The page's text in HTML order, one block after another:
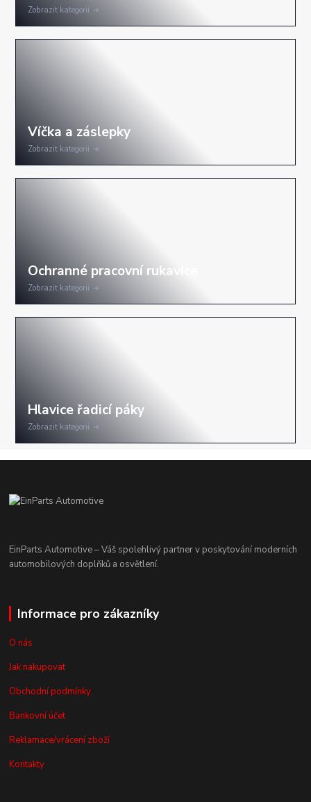
Zobrazit kategorii
Zobrazit kategorii
Zobrazit kategorii
Zobrazit kategorii
EinParts Automotive – Váš spolehlivý partner v poskytování moderních
automobilových doplňků a osvětlení.
Informace pro zákazníky
O nás
Jak nakupovat
Obchodní podmínky
Bankovní účet
Reklamace/vrácení zboží
Kontakty